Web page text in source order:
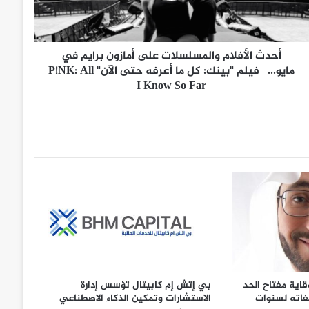
أ
ف
ل
أحدث الأفلام والمسلسلات على أمازون برايم في
مايو... فيلم "بينك: كل ما أعرفه حتى الآن" P!NK: All
I Know So Far
مفتاح الحد
لسنوات
بي إتش إم كابيتال تؤسس إدارة
الاستشارات وتمكين الذكاء الاصطناعي